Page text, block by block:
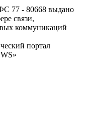
77 - 80668 выдано
связи,
коммуникаций
портал